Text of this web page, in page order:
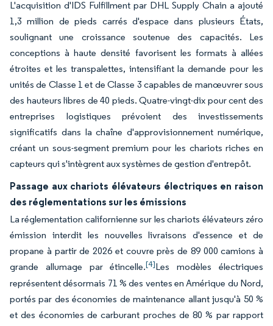
L'acquisition d'IDS Fulfillment par DHL Supply Chain a ajouté
1,3 million de pieds carrés d'espace dans plusieurs États,
soulignant une croissance soutenue des capacités. Les
conceptions à haute densité favorisent les formats à allées
étroites et les transpalettes, intensifiant la demande pour les
unités de Classe 1 et de Classe 3 capables de manœuvrer sous
des hauteurs libres de 40 pieds. Quatre-vingt-dix pour cent des
entreprises logistiques prévoient des investissements
significatifs dans la chaîne d'approvisionnement numérique,
créant un sous-segment premium pour les chariots riches en
capteurs qui s'intègrent aux systèmes de gestion d'entrepôt.
Passage aux chariots élévateurs électriques en raison
des réglementations sur les émissions
La réglementation californienne sur les chariots élévateurs zéro
émission interdit les nouvelles livraisons d'essence et de
propane à partir de 2026 et couvre près de 89 000 camions à
grande allumage par étincelle.[4]Les modèles électriques
représentent désormais 71 % des ventes en Amérique du Nord,
portés par des économies de maintenance allant jusqu'à 50 %
et des économies de carburant proches de 80 % par rapport